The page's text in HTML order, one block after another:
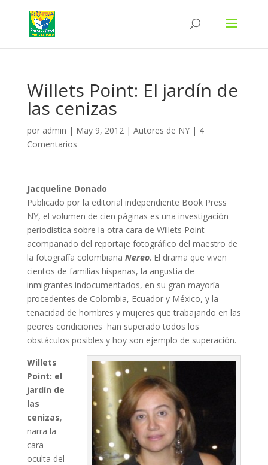
Willets Point: El jardín de
las cenizas
por admin | May 9, 2012| Autores de NY| 4
Comentarios
Jacqueline Donado
Publicado por la editorial independiente Book Press
NY, el volumen de cien páginas es una investigación
periodística sobre la otra cara de Willets Point
acompañado del reportaje fotográfico del maestro de
la fotografía colombiana Nereo. El drama que viven
cientos de familias hispanas, la angustia de
inmigrantes indocumentados, en su gran mayoría
procedentes de Colombia, Ecuador y México, y la
tenacidad de hombres y mujeres que trabajando en las
peores condiciones han superado todos los
obstáculos posibles y hoy son ejemplo de superación.
Willets
Point: el
jardín de
las
cenizas,
narra la
cara
oculta del